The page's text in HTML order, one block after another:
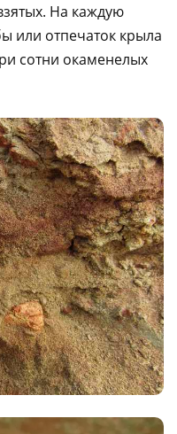
На каждую
или отпечаток крыла
сотни окаменелых